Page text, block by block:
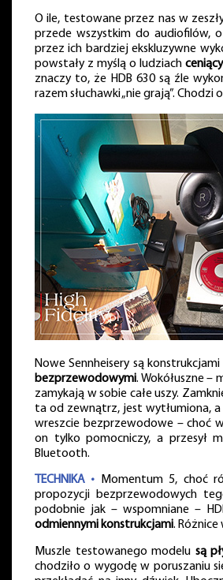
O ile, testowane przez nas w
przede wszystkim do audiofilów,
przez ich bardziej ekskluzywne
powstały z myślą o ludziach
znaczy to, że HDB 630 są źle
razem słuchawki „nie grają”. Chodzi
Nowe Sennheisery są konstrukcjami
bezprzewodowymi. Wokółuszne –
zamykają w sobie całe uszy.
ta od zewnątrz, jest wytłumiona,
wreszcie bezprzewodowe – choć
on tylko pomocniczy, a przesył
Bluetooth.
TECHNIKA • Momentum 5, choć
propozycji bezprzewodowych
podobnie jak – wspomniane –
odmiennymi konstrukcjami.
Muszle testowanego modelu są
chodziło o wygodę w poruszaniu